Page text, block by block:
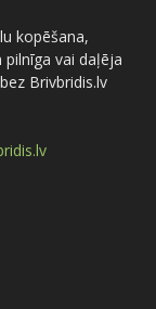
kopēšana,
vai daļēja
Brivbridis.lv